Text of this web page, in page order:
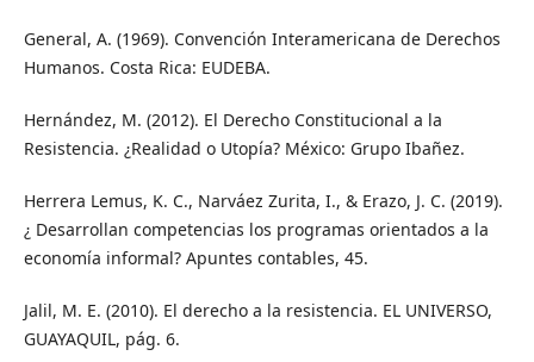
General, A. (1969). Convención Interamericana de Derechos
Humanos. Costa Rica: EUDEBA.
Hernández, M. (2012). El Derecho Constitucional a la
Resistencia. ¿Realidad o Utopía? México: Grupo Ibañez.
Herrera Lemus, K. C., Narváez Zurita, I., & Erazo, J. C. (2019).
¿ Desarrollan competencias los programas orientados a la
economía informal? Apuntes contables, 45.
Jalil, M. E. (2010). El derecho a la resistencia. EL UNIVERSO,
GUAYAQUIL, pág. 6.